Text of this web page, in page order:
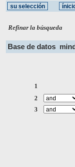
Refinar la búsqueda
Base de datos
1
2
3